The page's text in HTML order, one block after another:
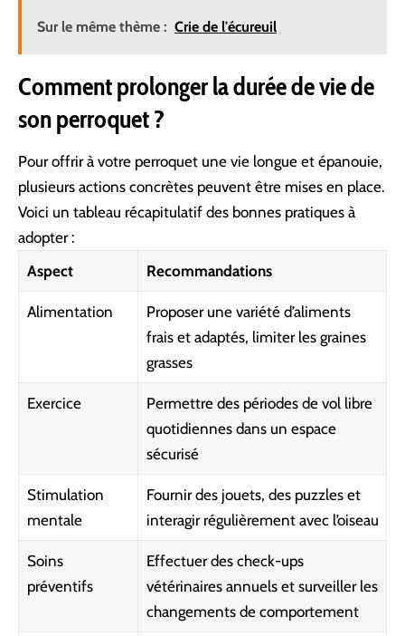
Sur le même thème : Crie de l'écureuil
Comment prolonger la durée de vie de
son perroquet ?
Pour offrir à votre perroquet une vie longue et épanouie,
plusieurs actions concrètes peuvent être mises en place.
Voici un tableau récapitulatif des bonnes pratiques à
adopter :
Aspect
Recommandations
Alimentation
Proposer une variété d’aliments
frais et adaptés, limiter les graines
grasses
Exercice
Permettre des périodes de vol libre
quotidiennes dans un espace
sécurisé
Stimulation
mentale
Fournir des jouets, des puzzles et
interagir régulièrement avec l’oiseau
Soins
préventifs
Effectuer des check-ups
vétérinaires annuels et surveiller les
changements de comportement